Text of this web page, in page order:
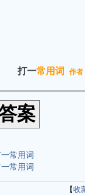
打一常用词 作者
常用词
常用词
【收